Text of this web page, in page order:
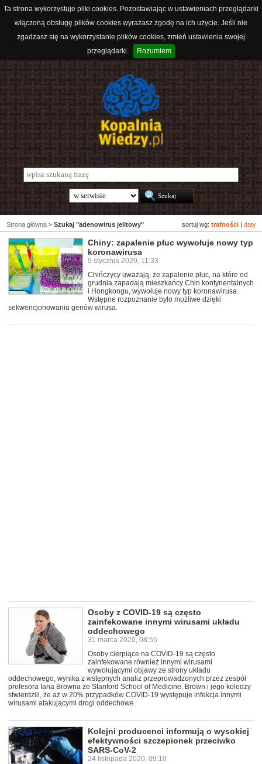
Ta strona wykorzystuje pliki cookies. Pozostawiając w ustawieniach przeglądarki
włączoną obsługę plików cookies wyrażasz zgodę na ich użycie. Jeśli nie
zgadzasz się na wykorzystanie plików cookies, zmień ustawienia swojej
przeglądarki.
Rozumiem
sortuj wg: trafności daty
Strona główna > Szukaj "adenowirus jelitowy"
Chiny: zapalenie płuc wywołuje nowy typ
koronawirusa
9 stycznia 2020, 11:33
Chińczycy uważają, że zapalenie płuc, na które od
grudnia zapadają mieszkańcy Chin kontynentalnych
i Hongkongu, wywołuje nowy typ koronawirusa.
Wstępne rozpoznanie było możliwe dzięki
sekwencjonowaniu genów wirusa.
Osoby z COVID-19 są często
zainfekowane innymi wirusami układu
oddechowego
31 marca 2020, 08:55
Osoby cierpiące na COVID-19 są często
zainfekowane również innymi wirusami
wywołującymi objawy ze strony układu
oddechowego, wynika z wstępnych analiz przeprowadzonych przez zespół
profesora Iana Browna ze Stanford School of Medicine. Brown i jego koledzy
stwierdzili, że aż w 20% przypadków COVID-19 występuje infekcja innymi
wirusami atakującymi drogi oddechowe.
Kolejni producenci informują o wysokiej
efektywności szczepionek przeciwko
SARS-CoV-2
24 listopada 2020, 09:10